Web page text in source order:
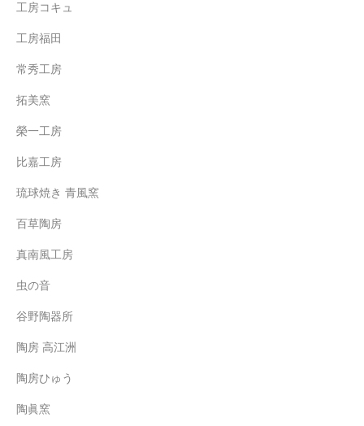
工房コキュ
工房福田
常秀工房
拓美窯
榮一工房
比嘉工房
琉球焼き 青風窯
百草陶房
真南風工房
虫の音
谷野陶器所
陶房 高江洲
陶房ひゅう
陶眞窯